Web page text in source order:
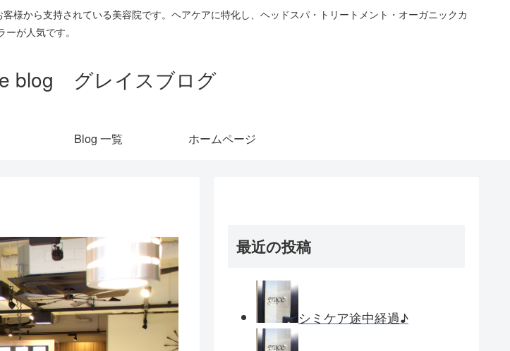
から支持されている美容院です。ヘアケアに特化し、ヘッドスパ・トリートメント・オーガニックカ
ーが人気です。
blog グレイスブログ
Blog 一覧 ホームページ
最近の投稿
シミケア途中経過♪